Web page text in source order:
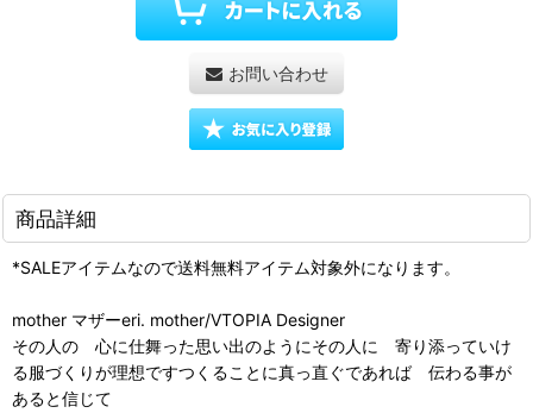
お問い合わせ
商品詳細
*SALEアイテムなので送料無料アイテム対象外になります。
mother マザーeri. mother/VTOPIA Designer
その人の 心に仕舞った思い出のようにその人に 寄り添っていけ
る服づくりが理想ですつくることに真っ直ぐであれば 伝わる事が
あると信じて